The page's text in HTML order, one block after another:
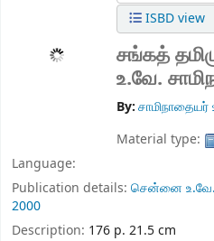
ISBD view
சங்கத்
உ.வே.
By:சாமிநாதையர்
Material type:
Language:
Publication details: சென்னை
2000
Description: 176 p. 21.5 cm